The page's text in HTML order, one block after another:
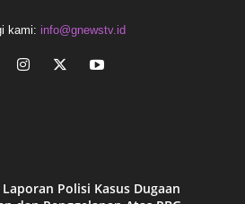
kami: info@gnewstv.id
Polisi Kasus Dugaan